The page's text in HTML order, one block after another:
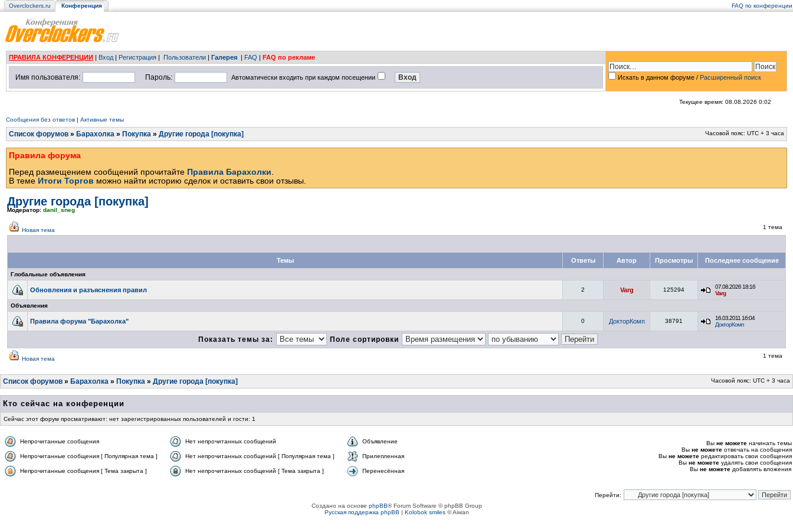
Overclockers.ru Конференция FAQ по конференции
ПРАВИЛА КОНФЕРЕНЦИИ | Вход | Регистрация | Пользователи | Галерея | FAQ | FAQ по рекламе
Искать в данном форуме / Расширенный поиск
Имя пользователя: Пароль: Автоматически входить при каждом посещении
Текущее время: 08.08.2026 0:02
Сообщения без ответов | Активные темы
Список форумов » Барахолка » Покупка » Другие города [покупка] Часовой пояс: UTC + 3 часа
Правила форума
Перед размещением сообщений прочитайте Правила Барахолки.
В теме Итоги Торгов можно найти историю сделок и оставить свои отзывы.
Другие города [покупка]
Модератор: danil_sneg
Новая тема 1 тема
Темы Ответы Автор Просмотры Последнее сообщение
Глобальные объявления
Обновления и разъяснения правил 2 Varg 125294
07.08.2026 18:16
Varg
Объявления
Правила форума "Барахолка" 0 ДокторКомп 38791
16.03.2011 16:04
ДокторКомп
Показать темы за: Поле сортировки
Новая тема 1 тема
Список форумов » Барахолка » Покупка » Другие города [покупка] Часовой пояс: UTC + 3 часа
Кто сейчас на конференции
Сейчас этот форум просматривают: нет зарегистрированных пользователей и гости: 1
Непрочитанные сообщения Нет непрочитанных сообщений Объявление
Непрочитанные сообщения [ Популярная тема ] Нет непрочитанных сообщений [ Популярная тема ] Прилепленная
Непрочитанные сообщения [ Тема закрыта ] Нет непрочитанных сообщений [ Тема закрыта ] Перенесённая
Вы не можете начинать темы
Вы не можете отвечать на сообщения
Вы не можете редактировать свои сообщения
Вы не можете удалять свои сообщения
Вы не можете добавлять вложения
Перейти:
Создано на основе phpBB® Forum Software © phpBB Group
Русская поддержка phpBB | Kolobok smiles© Aiwan